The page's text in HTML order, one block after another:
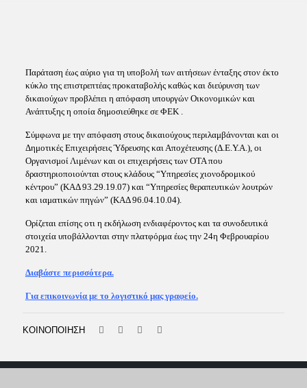
Παράταση έως αύριο για τη υποβολή των αιτήσεων ένταξης στον έκτο
κύκλο της επιστρεπτέας προκαταβολής καθώς και διεύρυνση των
δικαιούχων προβλέπει η απόφαση υπουργών Οικονομικών και
Ανάπτυξης η οποία δημοσιεύθηκε σε ΦΕΚ .
Σύμφωνα με την απόφαση στους δικαιούχους περιλαμβάνονται και οι
Δημοτικές Επιχειρήσεις Ύδρευσης και Αποχέτευσης (Δ.Ε.Υ.Α.), οι
Οργανισμοί Λιμένων και οι επιχειρήσεις των ΟΤΑ που
δραστηριοποιούνται στους κλάδους “Υπηρεσίες χιονοδρομικού
κέντρου” (ΚΑΔ 93.29.19.07) και “Υπηρεσίες θεραπευτικών λουτρών
και ιαματικών πηγών” (ΚΑΔ 96.04.10.04).
Ορίζεται επίσης οτι η εκδήλωση ενδιαφέροντος και τα συνοδευτικά
στοιχεία υποβάλλονται στην πλατφόρμα έως την 24η Φεβρουαρίου
2021.
Διαβάστε περισσότερα.
Για επικοινωνία με το λογιστικό μας γραφείο.
ΚΟΙΝΟΠΟΙΗΣΗ